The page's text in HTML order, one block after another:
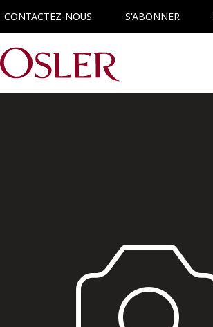
CONTACTEZ-NOUS S'ABONNER
Main Navigation